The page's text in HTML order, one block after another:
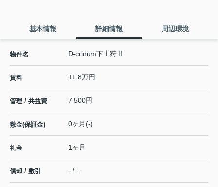
基本情報 詳細情報 周辺環境
物件名 D-crinum下土狩Ⅱ
賃料 11.8万円
管理 / 共益費 7,500円
敷金(保証金) 0ヶ月(-)
礼金 1ヶ月
償却 / 敷引 - / -